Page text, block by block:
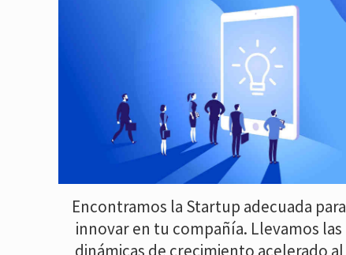
Encontramos la Startup adecuada para
innovar en tu compañía. Llevamos las
dinámicas de crecimiento acelerado al